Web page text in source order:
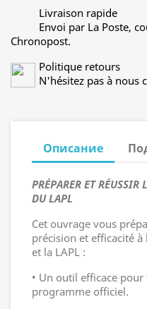
Livraison rapide
Envoi par La Poste,
Chronopost.
Politique retours
N'hésitez pas à nous
Описание
PRÉPARER ET RÉUSSIR
DU LAPL
Cet ouvrage vous
précision et efficacité
et la LAPL :
• Un outil efficace
programme officiel.